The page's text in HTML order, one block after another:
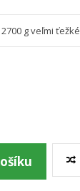
g veľmi ťežké